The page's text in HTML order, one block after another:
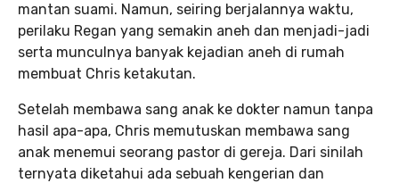
mantan suami. Namun, seiring berjalannya waktu,
perilaku Regan yang semakin aneh dan menjadi-jadi
serta munculnya banyak kejadian aneh di rumah
membuat Chris ketakutan.
Setelah membawa sang anak ke dokter namun tanpa
hasil apa-apa, Chris memutuskan membawa sang
anak menemui seorang pastor di gereja. Dari sinilah
ternyata diketahui ada sebuah kengerian dan